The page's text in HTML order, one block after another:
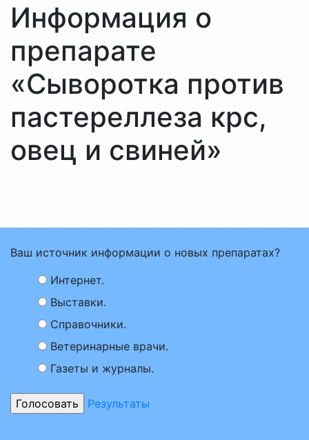
Информация о
препарате
«Сыворотка против
пастереллеза крс,
овец и свиней»
Ваш источник информации о новых препаратах?
Интернет.
Выставки.
Справочники.
Ветеринарные врачи.
Газеты и журналы.
Результаты